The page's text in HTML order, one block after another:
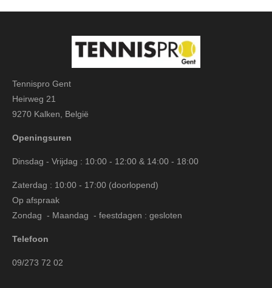
Tennispro Gent
Heirweg 21
9270 Kalken, België
Openingsuren
Dinsdag - Vrijdag : 10:00 - 12:00 & 14:00 - 18:00
Zaterdag : 10:00 - 17:00 (doorlopend)
Op afspraak
Zondag - Maandag - feestdagen : gesloten
Telefoon
09/273 72 02